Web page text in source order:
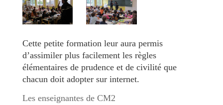
Cette petite formation leur aura permis
d’assimiler plus facilement les règles
élémentaires de prudence et de civilité que
chacun doit adopter sur internet.
Les enseignantes de CM2